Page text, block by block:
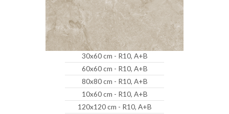
30x60 cm - R10, A+B
60x60 cm - R10, A+B
80x80 cm - R10, A+B
10x60 cm - R10, A+B
120x120 cm - R10, A+B